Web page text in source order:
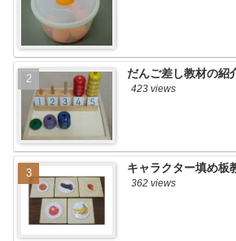
だんご差し教材の紹
423 views
キャラクター填め板
362 views